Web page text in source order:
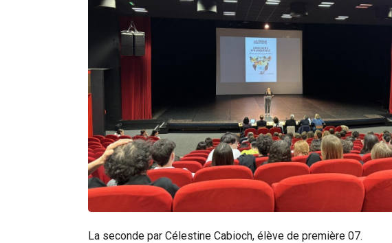
La seconde par Célestine Cabioch, élève de première 07.
Rechercher